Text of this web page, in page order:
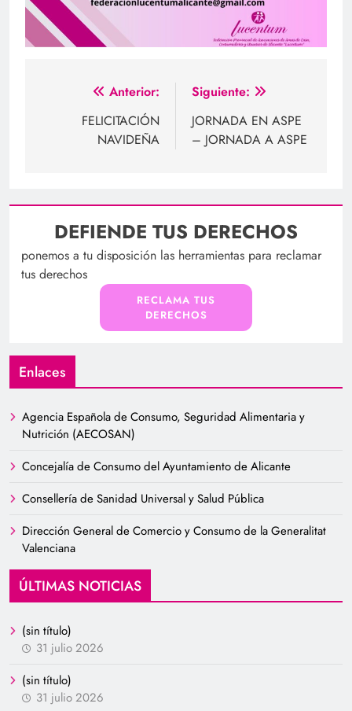
Navegación
entradas
Anterior:
FELICITACIÓN
NAVIDEÑA
Siguiente:
JORNADA EN ASPE
– JORNADA A ASPE
DEFIENDE TUS DERECHOS
ponemos a tu disposición las herramientas para reclamar
tus derechos
RECLAMA TUS
DERECHOS
Enlaces
Agencia Española de Consumo, Seguridad Alimentaria y
Nutrición (AECOSAN)
Concejalía de Consumo del Ayuntamiento de Alicante
Consellería de Sanidad Universal y Salud Pública
Dirección General de Comercio y Consumo de la Generalitat
Valenciana
ÚLTIMAS NOTICIAS
(sin título)
31 julio 2026
(sin título)
31 julio 2026